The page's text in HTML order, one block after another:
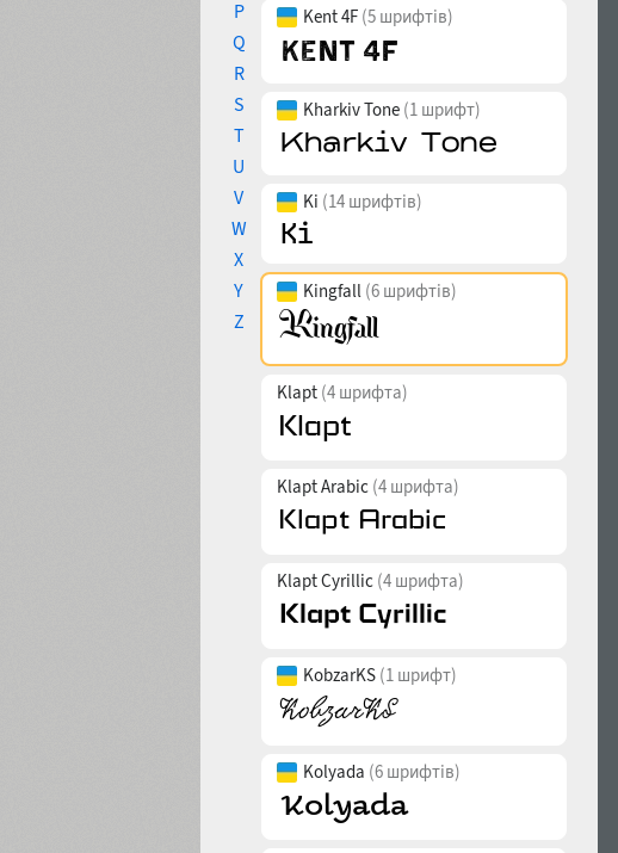
P
Q
R
S
T
U
V
W
X
Y
Z
Kent 4F (5 шрифтів)
Kharkiv Tone (1 шрифт)
Ki (14 шрифтів)
Kingfall (6 шрифтів)
Klapt (4 шрифта)
Klapt Arabic (4 шрифта)
Klapt Cyrillic (4 шрифта)
KobzarKS (1 шрифт)
Kolyada (6 шрифтів)